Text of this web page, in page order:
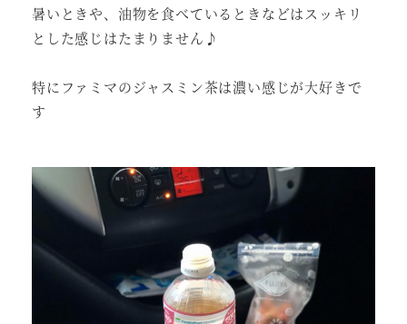
暑いときや、油物を食べているときなどはスッキリ
とした感じはたまりません♪
特にファミマのジャスミン茶は濃い感じが大好きで
す